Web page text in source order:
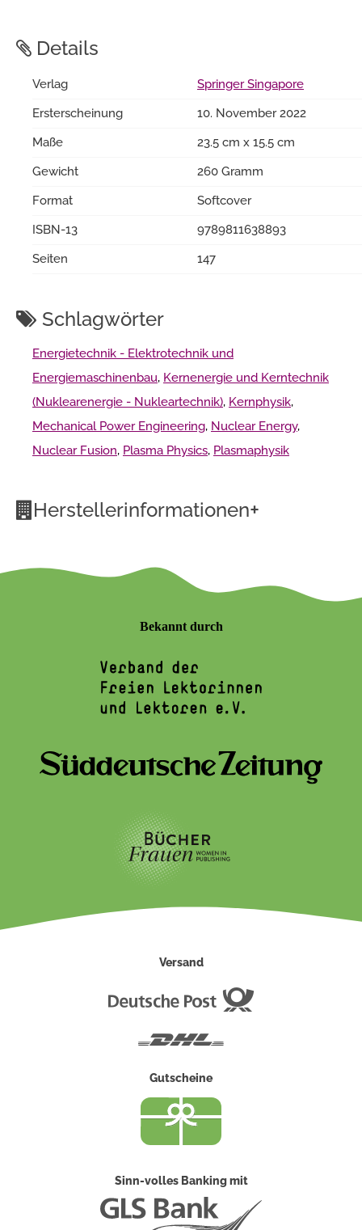
Details
Verlag
Springer Singapore
Ersterscheinung
10. November 2022
Maße
23.5 cm x 15.5 cm
Gewicht
260 Gramm
Format
Softcover
ISBN-13
9789811638893
Seiten
147
Schlagwörter
Energietechnik - Elektrotechnik und
Energiemaschinenbau, Kernenergie und Kerntechnik
(Nuklearenergie - Nukleartechnik), Kernphysik,
Mechanical Power Engineering, Nuclear Energy,
Nuclear Fusion, Plasma Physics, Plasmaphysik
Herstellerinformationen+
Bekannt durch
Versand
Gutscheine
Sinn-volles Banking mit